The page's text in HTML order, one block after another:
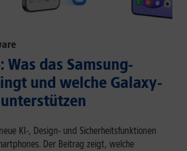
Was das Samsung-
und welche Galaxy-
KI-, Design- und Sicherheitsfunktionen
Der Beitrag zeigt, welche